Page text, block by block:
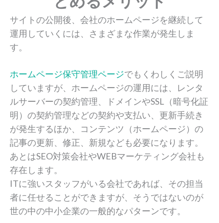
サイトの公開後、会社のホームページを継続して
運用していくには、さまざまな作業が発生しま
す。
ホームページ保守管理ページでもくわしくご説明
していますが、ホームページの運用には、レンタ
ルサーバーの契約管理、ドメインやSSL（暗号化証
明）の契約管理などの契約や支払い、更新手続き
が発生するほか、コンテンツ（ホームページ）の
記事の更新、修正、新規なども必要になります。
あとはSEO対策会社やWEBマーケティング会社も
存在します。
ITに強いスタッフがいる会社であれば、その担当
者に任せることができますが、そうではないのが
世の中の中小企業の一般的なパターンです。